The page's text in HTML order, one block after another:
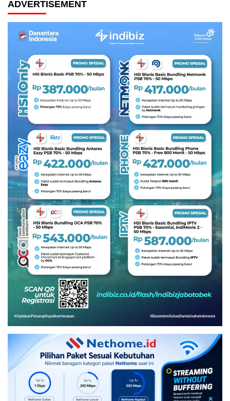
ADVERTISEMENT